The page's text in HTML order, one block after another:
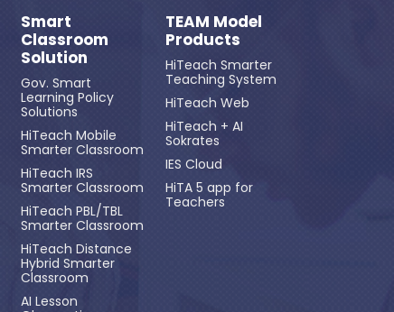
Smart
Classroom
Solution
Gov. Smart
Learning Policy
Solutions
HiTeach Mobile
Smarter Classroom
HiTeach IRS
Smarter Classroom
HiTeach PBL/TBL
Smarter Classroom
HiTeach Distance
Hybrid Smarter
Classroom
AI Lesson
TEAM Model
Products
HiTeach Smarter
Teaching System
HiTeach Web
HiTeach + AI
Sokrates
IES Cloud
HiTA 5 app for
Teachers